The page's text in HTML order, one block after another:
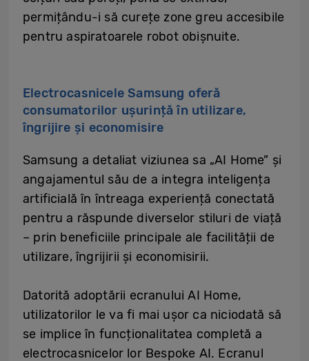
permițându-i să curețe zone greu accesibile
pentru aspiratoarele robot obișnuite.
Electrocasnicele Samsung oferă
consumatorilor ușurință în utilizare,
îngrijire și economisire
Samsung a detaliat viziunea sa „AI Home” și
angajamentul său de a integra inteligența
artificială în întreaga experiență conectată
pentru a răspunde diverselor stiluri de viață
– prin beneficiile principale ale facilității de
utilizare, îngrijirii și economisirii.
Datorită adoptării ecranului AI Home,
utilizatorilor le va fi mai ușor ca niciodată să
se implice în funcționalitatea completă a
electrocasnicelor lor Bespoke AI. Ecranul